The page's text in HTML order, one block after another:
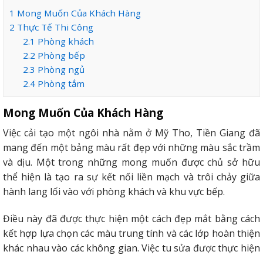
1 Mong Muốn Của Khách Hàng
2 Thực Tế Thi Công
2.1 Phòng khách
2.2 Phòng bếp
2.3 Phòng ngủ
2.4Phòng tắm
Mong Muốn Của Khách Hàng
Việc cải tạo một ngôi nhà nằm ở Mỹ Tho, Tiền Giang đã
mang đến một bảng màu rất đẹp với những màu sắc trầm
và dịu. Một trong những mong muốn được chủ sở hữu
thể hiện là tạo ra sự kết nối liền mạch và trôi chảy giữa
hành lang lối vào với phòng khách và khu vực bếp.
Điều này đã được thực hiện một cách đẹp mắt bằng cách
kết hợp lựa chọn các màu trung tính và các lớp hoàn thiện
khác nhau vào các không gian. Việc tu sửa được thực hiện